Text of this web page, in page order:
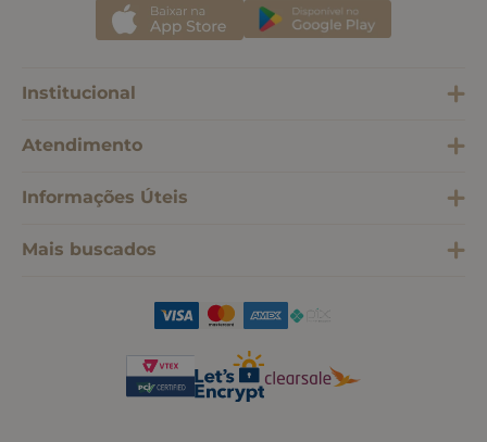
Institucional
Atendimento
Informações Úteis
Mais buscados